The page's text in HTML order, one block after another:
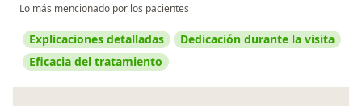
Lo más mencionado por los pacientes
Explicaciones detalladas
Dedicación durante la visita
Eficacia del tratamiento